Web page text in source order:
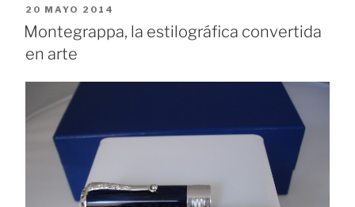
PUBLICADO
EL
20 MAYO 2014
Montegrappa, la estilográfica convertida
en arte